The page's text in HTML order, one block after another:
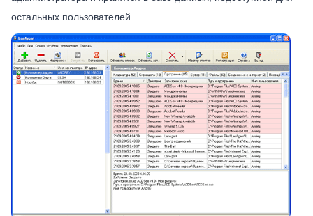
остальных пользователей.